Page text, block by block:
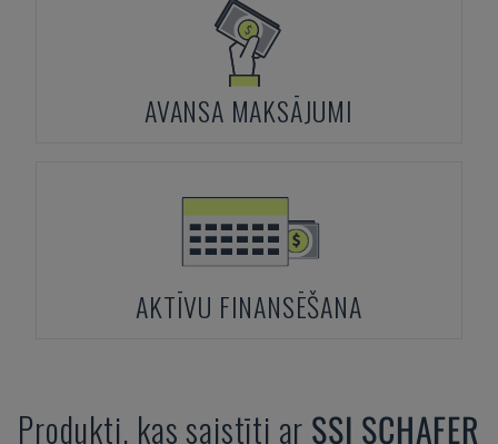
AVANSA MAKSĀJUMI
AKTĪVU FINANSĒŠANA
Produkti, kas saistīti ar SSI SCHAFER